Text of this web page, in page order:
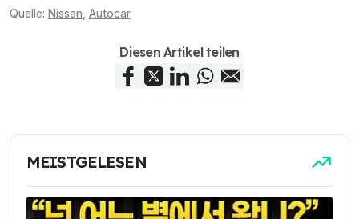
Quelle: Nissan Autocar
Diesen Artikel teilen
MEISTGELESEN